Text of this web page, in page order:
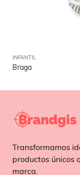
INFANTIL
Braga
Transformamos
productos únicos
marca.